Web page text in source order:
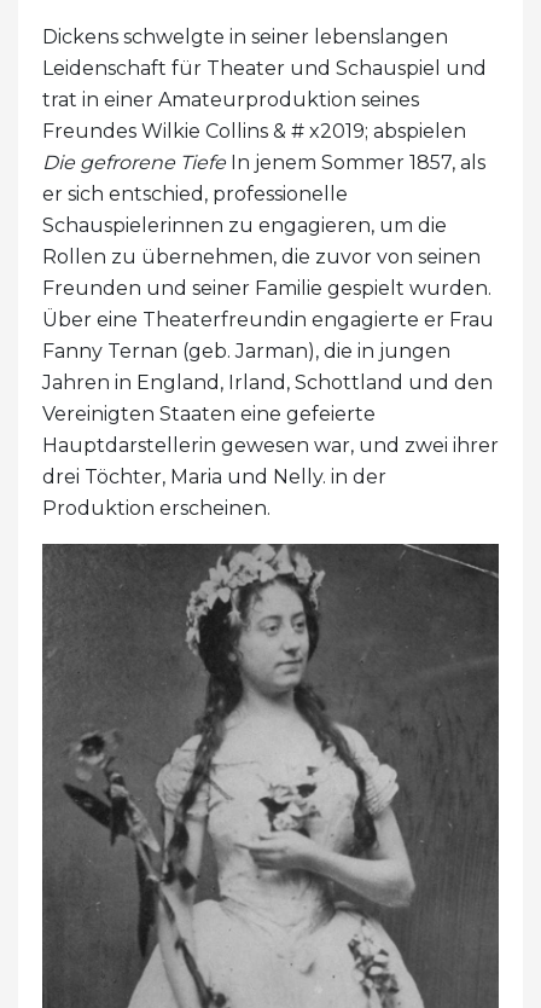
Dickens schwelgte in seiner lebenslangen
Leidenschaft für Theater und Schauspiel und
trat in einer Amateurproduktion seines
Freundes Wilkie Collins & # x2019; abspielen
Die gefrorene TiefeIn jenem Sommer 1857, als
er sich entschied, professionelle
Schauspielerinnen zu engagieren, um die
Rollen zu übernehmen, die zuvor von seinen
Freunden und seiner Familie gespielt wurden.
Über eine Theaterfreundin engagierte er Frau
Fanny Ternan (geb. Jarman), die in jungen
Jahren in England, Irland, Schottland und den
Vereinigten Staaten eine gefeierte
Hauptdarstellerin gewesen war, und zwei ihrer
drei Töchter, Maria und Nelly. in der
Produktion erscheinen.